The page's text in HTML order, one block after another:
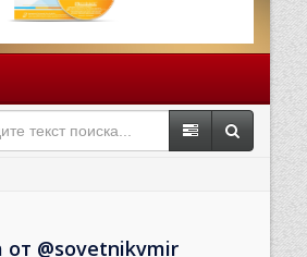
@sovetnikvmir